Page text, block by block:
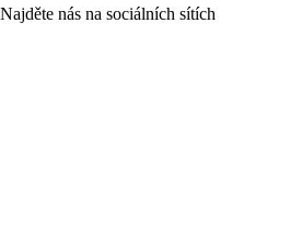
Najděte nás na sociálních sítích